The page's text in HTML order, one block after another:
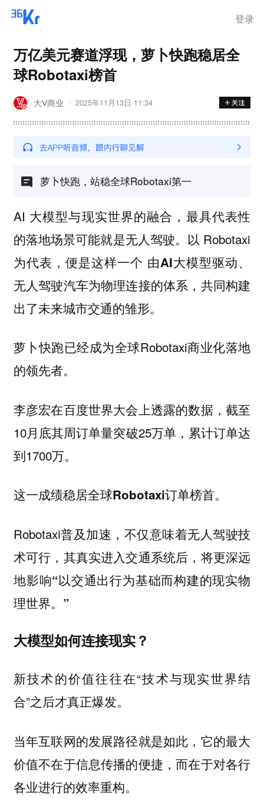
登录
万亿美元赛道浮现，萝卜快跑稳居全
球Robotaxi榜首
大V商业 2025年11月13日 11:34
萝卜快跑，站稳全球Robotaxi第一
AI 大模型与现实世界的融合，最具代表性
的落地场景可能就是无人驾驶。以 Robotaxi
为代表，便是这样一个 由AI大模型驱动、
无人驾驶汽车为物理连接的体系，共同构建
出了未来城市交通的雏形。
萝卜快跑已经成为全球Robotaxi商业化落地
的领先者。
李彦宏在百度世界大会上透露的数据，截至
10月底其周订单量突破25万单，累计订单达
到1700万。
这一成绩稳居全球Robotaxi订单榜首。
Robotaxi普及加速，不仅意味着无人驾驶技
术可行，其真实进入交通系统后，将更深远
地影响“以交通出行为基础而构建的现实物
理世界。”
大模型如何连接现实？
新技术的价值往往在“技术与现实世界结
合”之后才真正爆发。
当年互联网的发展路径就是如此，它的最大
价值不在于信息传播的便捷，而在于对各行
各业进行的效率重构。